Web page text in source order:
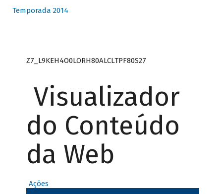
Temporada 2014
Z7_L9KEH4O0LORH80ALCLTPF80S27
Visualizador
do Conteúdo
da Web
Ações